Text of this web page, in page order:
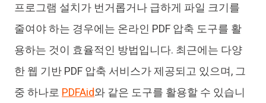
프로그램 설치가 번거롭거나 급하게 파일 크기를
줄여야 하는 경우에는 온라인 PDF 압축 도구를 활
용하는 것이 효율적인 방법입니다. 최근에는 다양
한 웹 기반 PDF 압축 서비스가 제공되고 있으며, 그
중 하나로 PDFAid와 같은 도구를 활용할 수 있습니